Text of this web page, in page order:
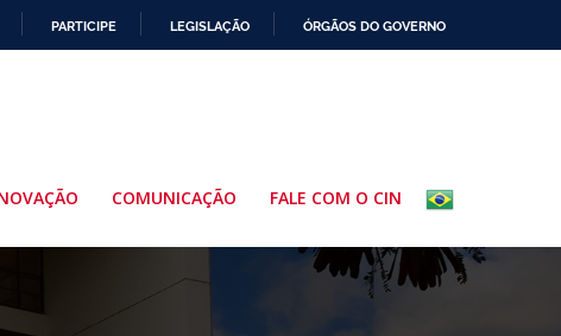
PARTICIPE LEGISLAÇÃO ÓRGÃOS DO GOVERNO
COMUNICAÇÃO FALE COM O CIN